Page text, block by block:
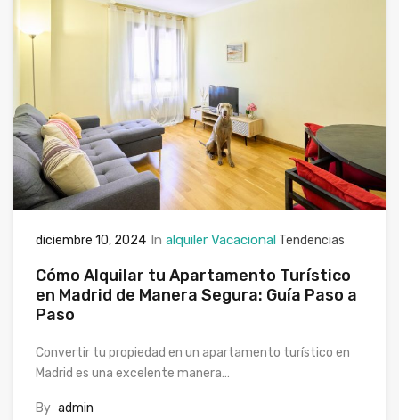
diciembre 10, 2024 In alquiler Vacacional Tendencias
Cómo Alquilar tu Apartamento Turístico
en Madrid de Manera Segura: Guía Paso a
Paso
Convertir tu propiedad en un apartamento turístico en
Madrid es una excelente manera…
By admin